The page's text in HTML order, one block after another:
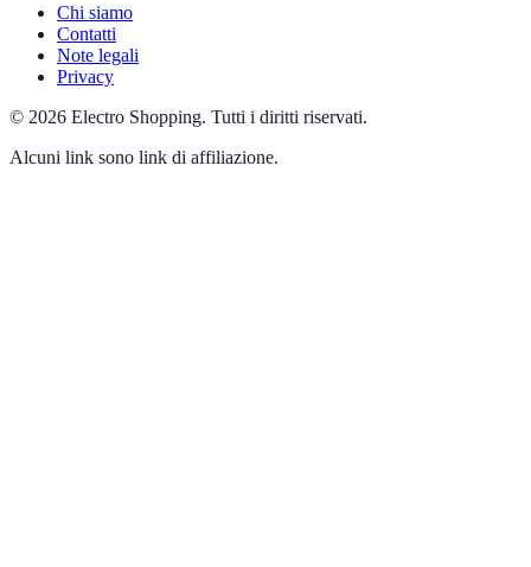
Chi siamo
Contatti
Note legali
Privacy
© 2026 Electro Shopping. Tutti i diritti riservati.
Alcuni link sono link di affiliazione.